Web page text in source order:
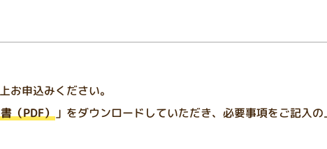
お申込みください。
（PDF） 」をダウンロードしていただき、必要事項をご記入